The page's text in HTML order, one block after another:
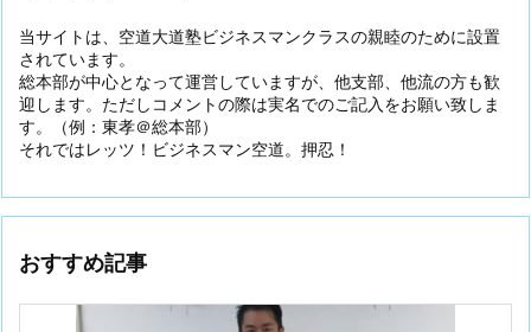
当サイトは、空道大道塾ビジネスマンクラスの親睦のために設置
されています。
総本部が中心となって運営していますが、他支部、他流の方も歓
迎します。ただしコメントの際は実名でのご記入をお願い致しま
す。（例：東孝＠総本部）
それではレッツ！ビジネスマン空道。押忍！
おすすめ記事